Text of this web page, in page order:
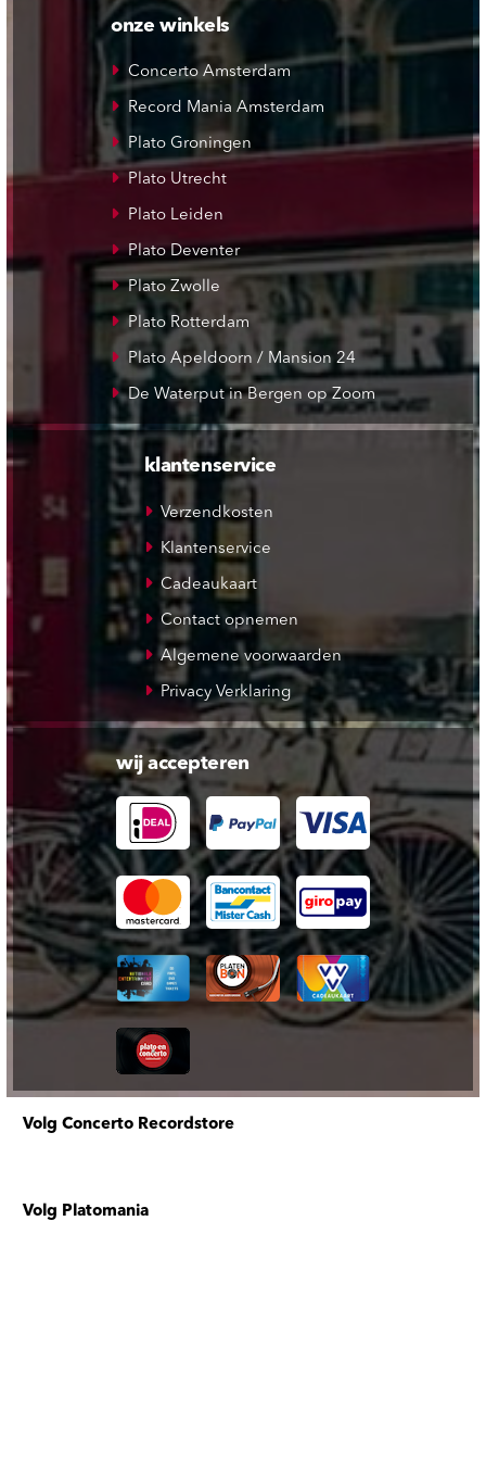
onze winkels
Concerto Amsterdam
Record Mania Amsterdam
Plato Groningen
Plato Utrecht
Plato Leiden
Plato Deventer
Plato Zwolle
Plato Rotterdam
Plato Apeldoorn / Mansion 24
De Waterput in Bergen op Zoom
klantenservice
Verzendkosten
Klantenservice
Cadeaukaart
Contact opnemen
Algemene voorwaarden
Privacy Verklaring
wij accepteren
Volg Concerto Recordstore
Volg Platomania